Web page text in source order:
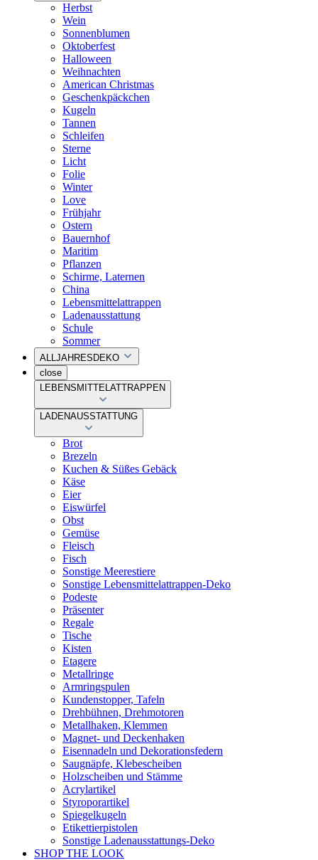
Herbst
Wein
Sonnenblumen
Oktoberfest
Halloween
Weihnachten
American Christmas
Geschenkpäckchen
Kugeln
Tannen
Schleifen
Sterne
Licht
Folie
Winter
Love
Frühjahr
Ostern
Bauernhof
Maritim
Pflanzen
Schirme, Laternen
China
Lebensmittelattrappen
Ladenausstattung
Schule
Sommer
ALLJAHRESDEKO
close
LEBENSMITTELATTRAPPEN
LADENAUSSTATTUNG
Brot
Brezeln
Kuchen & Süßes Gebäck
Käse
Eier
Eiswürfel
Obst
Gemüse
Fleisch
Fisch
Sonstige Meerestiere
Sonstige Lebensmittelattrappen-Deko
Podeste
Präsenter
Regale
Tische
Kisten
Etagere
Metallringe
Armringspulen
Kundenstopper, Tafeln
Drehbühnen, Drehmotoren
Metallhaken, Klemmen
Magnet- und Deckenhaken
Eisennadeln und Dekorationsfedern
Saugnäpfe, Klebescheiben
Holzscheiben und Stämme
Acrylartikel
Styroporartikel
Spiegelkugeln
Etikettierpistolen
Sonstige Ladenausstattungs-Deko
SHOP THE LOOK